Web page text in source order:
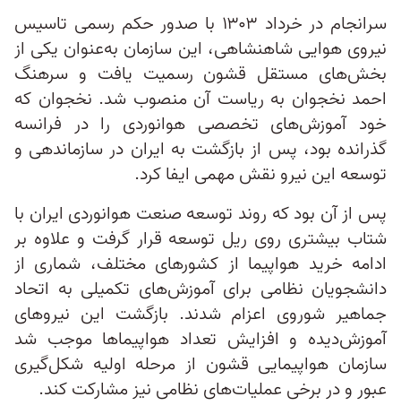
سرانجام در خرداد ۱۳۰۳ با صدور حکم رسمی تاسیس
نیروی هوایی شاهنشاهی، این سازمان به‌عنوان یکی از
بخش‌های مستقل قشون رسمیت یافت و سرهنگ
احمد نخجوان به ریاست آن منصوب شد. نخجوان که
خود آموزش‌های تخصصی هوانوردی را در فرانسه
گذرانده بود، پس از بازگشت به ایران در سازماندهی و
توسعه این نیرو نقش مهمی ایفا کرد.
پس از آن بود که روند توسعه صنعت هوانوردی ایران با
شتاب بیشتری روی ریل توسعه قرار گرفت و علاوه بر
ادامه خرید هواپیما از کشورهای مختلف، شماری از
دانشجویان نظامی برای آموزش‌های تکمیلی به اتحاد
جماهیر شوروی اعزام شدند. بازگشت این نیروهای
آموزش‌دیده و افزایش تعداد هواپیماها موجب شد
سازمان هواپیمایی قشون از مرحله اولیه شکل‌گیری
عبور و در برخی عملیات‌های نظامی نیز مشارکت کند.